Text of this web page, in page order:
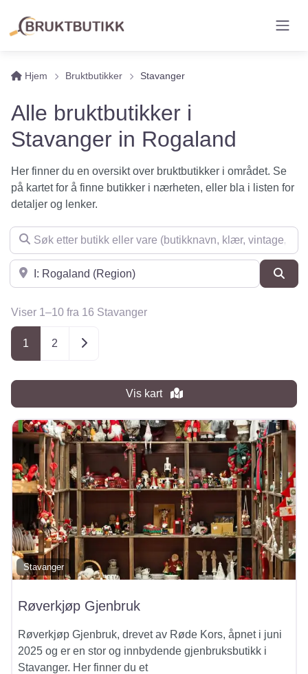
Hjem Bruktbutikker Stavanger
Alle bruktbutikker i
Stavanger in Rogaland
Her finner du en oversikt over bruktbutikker i området. Se
på kartet for å finne butikker i nærheten, eller bla i listen for
detaljer og lenker.
Søk etter butikk eller vare (butikknavn, klær, vintage, møbler
Søk i nærheten
Viser 1–10 fra 16 Stavanger
Posts navigation
1 2 Older posts
Vis kart
Stavanger
Røverkjøp Gjenbruk
Røverkjøp Gjenbruk, drevet av Røde Kors, åpnet i juni
2025 og er en stor og innbydende gjenbruksbutikk i
Stavanger. Her finner du et